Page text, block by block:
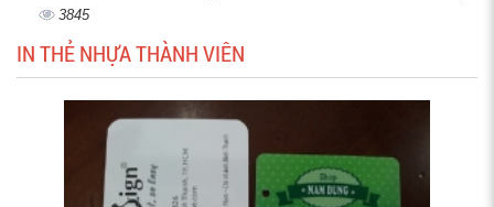
3845
IN THẺ NHỰA THÀNH VIÊN